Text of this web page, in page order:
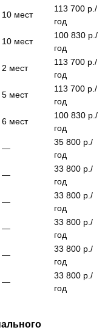
10 мест
113 700 р./
год
10 мест
100 830 р./
год
2 мест
113 700 р./
год
5 мест
113 700 р./
год
6 мест
100 830 р./
год
—
35 800 р./
год
—
33 800 р./
год
—
33 800 р./
год
—
33 800 р./
год
—
33 800 р./
год
—
33 800 р./
год